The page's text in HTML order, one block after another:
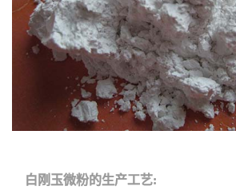
白刚玉微粉的生产工艺: